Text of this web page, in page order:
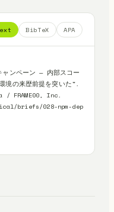
BibTeX APA
ャンペーン — 内部スコー
境の来歴前提を突いた".
/ FRAME00, Inc.
briefs/028-npm-dep